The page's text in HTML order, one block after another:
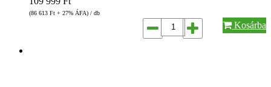
(86 613 Ft + 27% ÁFA) / db
Kosárba